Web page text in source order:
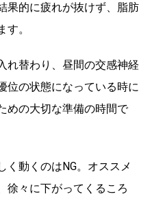
果的に疲れが抜けず、脂肪
。
れ替わり、昼間の交感神経
位の状態になっている時に
めの大切な準備の時間で
く動くのはNG。オススメ
徐々に下がってくるころ